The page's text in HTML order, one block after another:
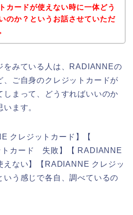
カードが使えない時に一体どう
のか？というお話させていただ
をみている人は、RADIANNEの
、ご自身のクレジットカードが
しまって、どうすればいいのか
ます。
クレジットカード】【
トカード 失敗】【 RADIANNE
ない】【RADIANNE クレジッ
う感じで各自、調べているの